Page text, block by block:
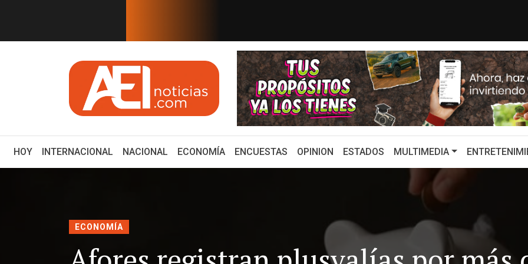
¿Cuál es el plan de Sheinbaum para recuperar importa... ¿Por qué
HOY(CURRENT)
INTERNACIONAL NACIONAL ECONOMÍA ENCUESTAS OPINION ESTADOS MULTIMEDIA
ECONOMÍA